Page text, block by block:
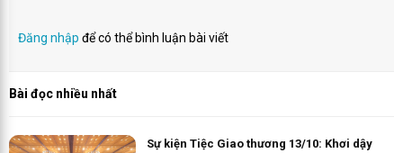
Đăng nhập để có thể bình luận bài viết
Bài đọc nhiều nhất
Sự kiện Tiệc Giao thương 13/10: Khơi dậy